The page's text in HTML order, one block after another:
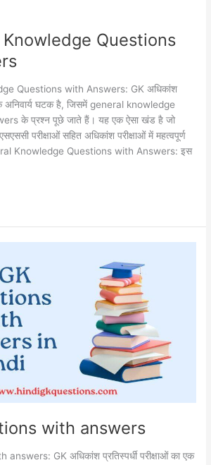
Questions
Questions with Answers: GK अधिकांश
एक अनिवार्य घटक है, जिसमें general knowledge
के प्रश्न पूछे जाते हैं। यह एक ऐसा खंड है जो
परीक्षाओं सहित अधिकांश परीक्षाओं में महत्वपूर्ण
Knowledge Questions with Answers: इस
with answers
GK अधिकांश प्रतिस्पर्धी परीक्षाओं का एक